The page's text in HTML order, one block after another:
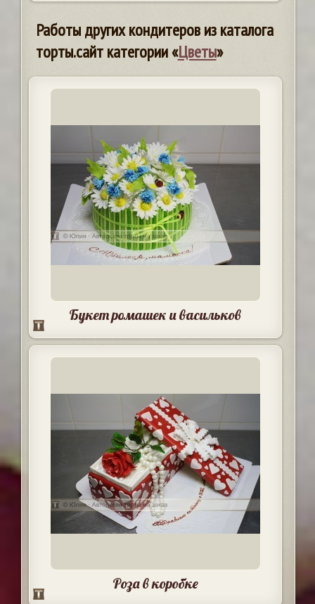
Работы других кондитеров из каталога
торты.сайт категории «Цветы»
Букет ромашек и васильков
Роза в коробке